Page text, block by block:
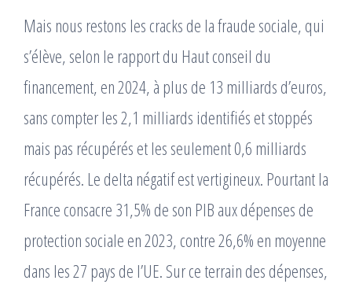
Mais nous restons les cracks de la fraude sociale, qui
s’élève, selon le rapport du Haut conseil du
financement, en 2024, à plus de 13 milliards d’euros,
sans compter les 2,1 milliards identifiés et stoppés
mais pas récupérés et les seulement 0,6 milliards
récupérés. Le delta négatif est vertigineux. Pourtant la
France consacre 31,5% de son PIB aux dépenses de
protection sociale en 2023, contre 26,6% en moyenne
dans les 27 pays de l’UE. Sur ce terrain des dépenses,